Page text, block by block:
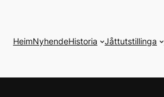
HeimNyhendeHistoria Jåttutstillinga